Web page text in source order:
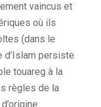
vaincus et
où ils
(dans le
d’Islam persiste
touareg à la
règles de la